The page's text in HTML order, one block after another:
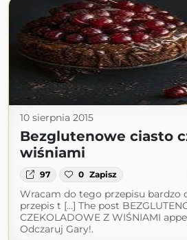
10 sierpnia 2015
Bezglutenowe ciasto
wiśniami
97 0 Zapisz
Wracam do tego przepisu bardzo
przepis t […] The post
CZEKOLADOWE Z WIŚNIAMI
Odczaruj Gary!.